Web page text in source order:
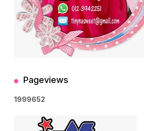
Pageviews
1999652